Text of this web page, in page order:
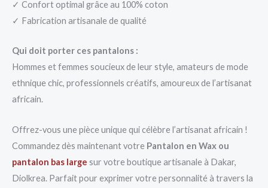
✓ Confort optimal grâce au 100% coton
✓ Fabrication artisanale de qualité
Qui doit porter ces pantalons :
Hommes et femmes soucieux de leur style, amateurs de mode
ethnique chic, professionnels créatifs, amoureux de l’artisanat
africain.
Offrez-vous une pièce unique qui célèbre l’artisanat africain !
Commandez dès maintenant votre Pantalon en Wax ou
pantalon bas large sur votre boutique artisanale à Dakar,
Diolkrea. Parfait pour exprimer votre personnalité à travers la